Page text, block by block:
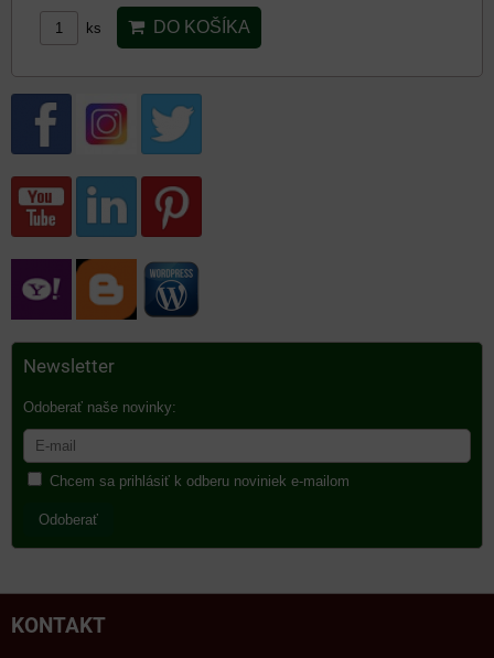
ks DO KOŠÍKA
Newsletter
Odoberať naše novinky:
Chcem sa prihlásiť k odberu noviniek e-mailom
Odoberať
KONTAKT